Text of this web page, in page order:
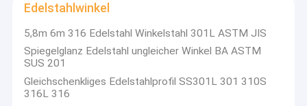
Edelstahlwinkel
5,8m 6m 316 Edelstahl Winkelstahl 301L ASTM JIS
Spiegelglanz Edelstahl ungleicher Winkel BA ASTM
SUS 201
Gleichschenkliges Edelstahlprofil SS301L 301 310S
316L 316